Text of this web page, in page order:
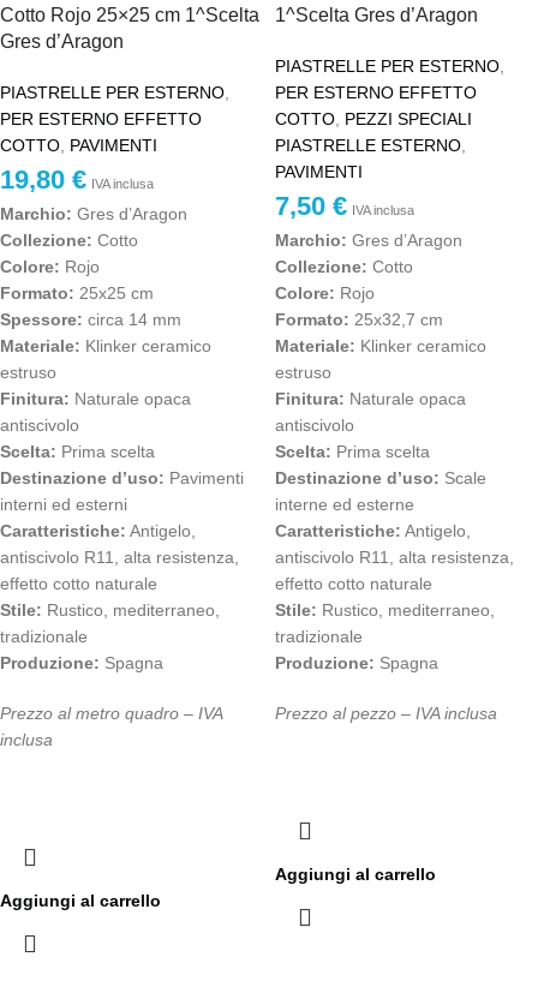
Cotto Rojo 25×25 cm 1^Scelta
Gres d’Aragon
PIASTRELLE PER ESTERNO
PER ESTERNO EFFETTO
COTTO PAVIMENTI
19,80 € IVA inclusa
Marchio: Gres d’Aragon
Collezione: Cotto
Colore: Rojo
Formato: 25x25 cm
Spessore: circa 14 mm
Materiale: Klinker ceramico
estruso
Finitura: Naturale opaca
antiscivolo
Scelta: Prima scelta
Destinazione d’uso: Pavimenti
interni ed esterni
Caratteristiche: Antigelo,
antiscivolo R11, alta resistenza,
effetto cotto naturale
Stile: Rustico, mediterraneo,
tradizionale
Produzione: Spagna
Prezzo al metro quadro – IVA
inclusa
Aggiungi al carrello
1^Scelta Gres d’Aragon
PIASTRELLE PER ESTERNO
PER ESTERNO EFFETTO
COTTO PEZZI SPECIALI
PIASTRELLE ESTERNO
PAVIMENTI
7,50 € IVA inclusa
Marchio: Gres d’Aragon
Collezione: Cotto
Colore: Rojo
Formato: 25x32,7 cm
Materiale: Klinker ceramico
estruso
Finitura: Naturale opaca
antiscivolo
Scelta: Prima scelta
Destinazione d’uso: Scale
interne ed esterne
Caratteristiche: Antigelo,
antiscivolo R11, alta resistenza,
effetto cotto naturale
Stile: Rustico, mediterraneo,
tradizionale
Produzione: Spagna
Prezzo al pezzo – IVA inclusa
Aggiungi al carrello